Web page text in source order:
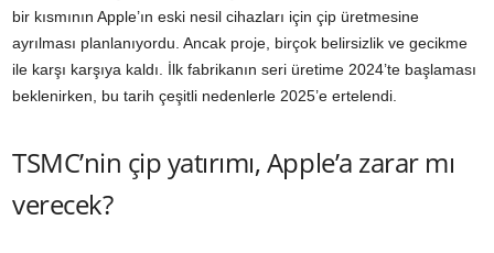
bir kısmının Apple’ın eski nesil cihazları için çip üretmesine
ayrılması planlanıyordu. Ancak proje, birçok belirsizlik ve gecikme
ile karşı karşıya kaldı. İlk fabrikanın seri üretime 2024’te başlaması
beklenirken, bu tarih çeşitli nedenlerle 2025’e ertelendi.
TSMC’nin çip yatırımı, Apple’a zarar mı
verecek?